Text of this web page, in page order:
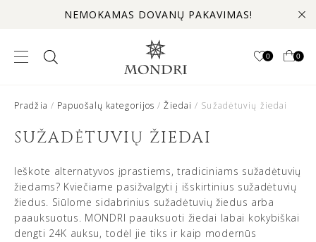
NEMOKAMAS DOVANŲ PAKAVIMAS!
0 0
Pradžia / Papuošalų kategorijos /Žiedai / Sužadėtuvių žiedai
SUŽADĖTUVIŲ ŽIEDAI
Ieškote alternatyvos įprastiems, tradiciniams sužadėtuvių
žiedams? Kviečiame pasižvalgyti į išskirtinius sužadėtuvių
žiedus. Siūlome sidabrinius sužadėtuvių žiedus arba
paauksuotus. MONDRI paauksuoti žiedai labai kokybiškai
dengti 24K auksu, todėl jie tiks ir kaip modernūs